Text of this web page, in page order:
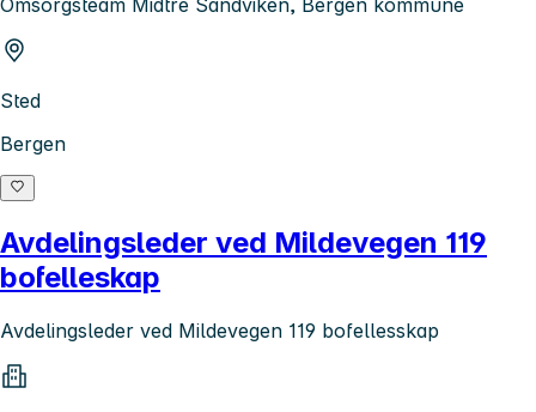
Sted
Bergen
Avdelingsleder ved Mildevegen 119
bofelleskap
Avdelingsleder ved Mildevegen 119 bofellesskap